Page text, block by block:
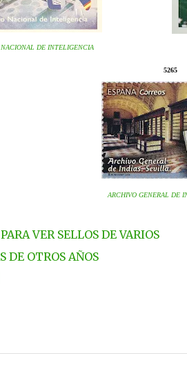
DE INTELIGENCIA
5265
ARCHIVO GENERAL DE
VER SELLOS DE VARIOS
DE OTROS AÑOS